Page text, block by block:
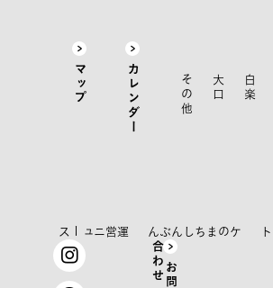
白楽
大口
その他
カレンダー
マップ
イベント
ケのまちしんぶん
運営ニュース
合
せ